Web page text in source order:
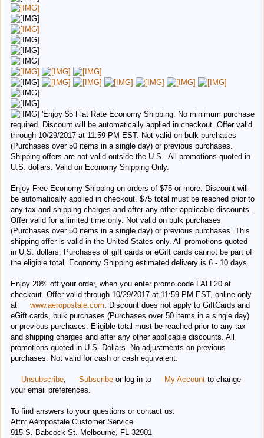
'Enjoy $5 Flat Rate Economy Shipping. No minimum purchase
required. Discount will be automatically applied in checkout. Offer valid
through 10/29/2017 at 11:59 PM EST. Not valid on bulk purchases
(Purchases over 50 items in a single day) or previous purchases.
Shipping offers are not valid outside the U.S.. All promotions quoted in
U.S. dollars. Valid on Economy Shipping Only.
Enjoy Free Economy Shipping on orders of $75 or more. Discount will
be automatically applied in checkout. $75 total must be reached prior to
any tax and shipping charges and after any other applicable discounts.
Offer valid for a limited time only. Not valid on bulk purchases
(Purchases over 50 items in a single day) or previous purchases. This
shipping offer is valid in the United States only. All promotions quoted
in U.S. dollars. Purchases of gift cards or eGift cards cannot be part of
the eligible total. Economy Shipping estimated delivery is 6 - 10 days.
Enjoy 20% off your order, when you enter promo code FALL20 at
checkout. Offer valid through 10/29/2017 at 11:59 PM EST, online only
at
www.aeropostale.com. Discount does not apply to GiftCards and
eGift cards, bulk purchases (Purchases over 50 items in a single day)
or previous purchases. Eligible total must be reached prior to any tax
and shipping charges and after any other applicable discounts. All
promotions quoted in U.S. Dollars. No adjustments on previous
purchases. Not valid for cash or cash equivalent.
Unsubscribe, Subscribe or log in to My Account to change
your email preferences.
To find answers to your questions or contact us:
Attn: Aéropostale Customer Service
915 S. Babcock St. Melbourne, FL 32901